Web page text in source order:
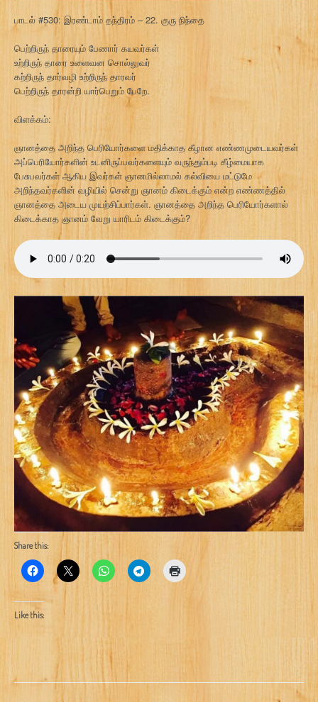
பாடல் #530: இரண்டாம் தந்திரம் – 22. குரு நிந்தை
பெற்றிருந் தாரையும் பேணார் கயவர்கள்
உற்றிருந் தாரை உளைவன சொல்லுவர்
கற்றிருந் தார்வழி உற்றிருந் தாரவர்
பெற்றிருந் தாரன்றி யார்பெறும் பேறே.
விளக்கம்:
ஞானத்தை அறிந்த பெரியோர்களை மதிக்காத கீழான எண்ணமுடையவர்கள்
அப்பெரியோர்களின் உடனிருப்பவர்களையும் வருந்தும்படி கீழ்மையாக
பேசுபவர்கள் ஆகிய இவர்கள் ஞானமில்லாமல் கல்வியை மட்டுமே
அறிந்தவர்களின் வழியில் சென்று ஞானம் கிடைக்கும் என்ற எண்ணத்தில்
ஞானத்தை அடைய முயற்சிப்பார்கள். ஞானத்தை அறிந்த பெரியோர்களால்
கிடைக்காத ஞானம் வேறு யாரிடம் கிடைக்கும்?
Share this:
Like this: